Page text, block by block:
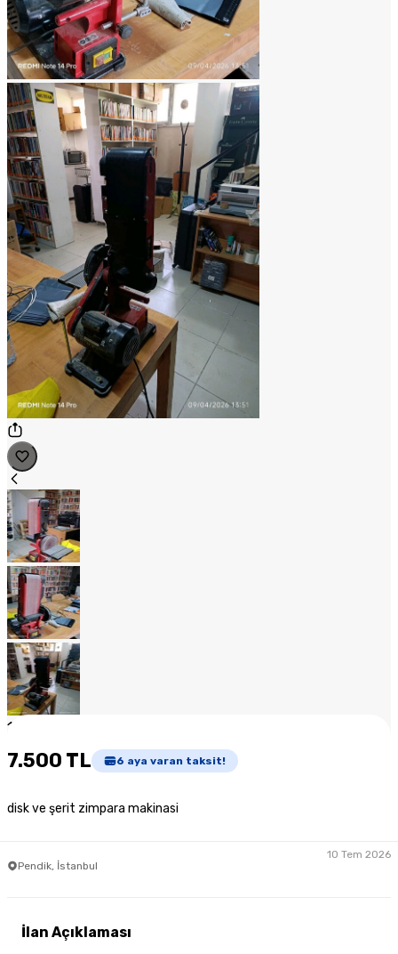
1
7.500 TL 6 aya varan taksit!
disk ve şerit zimpara makinasi
Pendik, İstanbul
10 Tem 2026
İlan Açıklaması